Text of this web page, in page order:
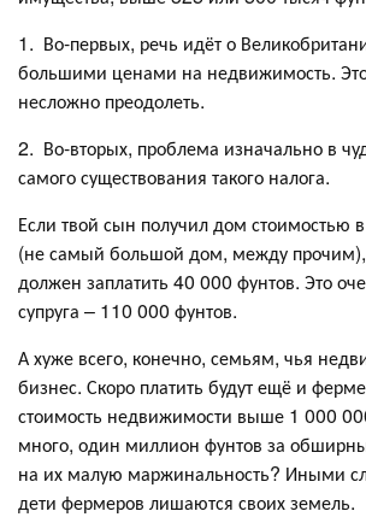
1. Во-первых, речь идёт о
большими ценами на недвижимость.
несложно преодолеть.
2. Во-вторых, проблема изначально в
самого существования такого налога.
Если твой сын получил дом стоимостью
(не самый большой дом, между
должен заплатить 40 000 фунтов. Это
супруга – 110 000 фунтов.
А хуже всего, конечно, семьям, чья
бизнес. Скоро платить будут ещё и
стоимость недвижимости выше 1 000
много, один миллион фунтов за
на их малую маржинальность? Иными
дети фермеров лишаются своих земель.